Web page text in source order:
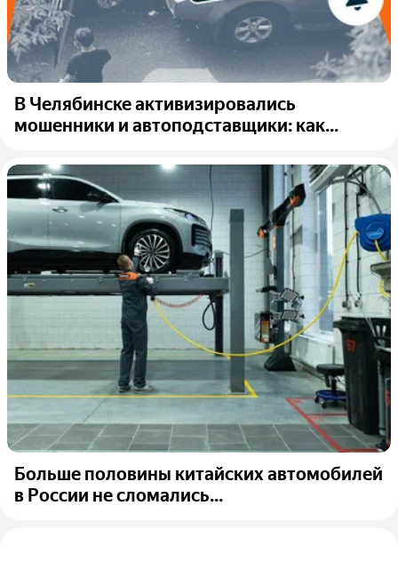
В Челябинске активизировались
мошенники и автоподставщики: как...
Больше половины китайских автомобилей
в России не сломались...